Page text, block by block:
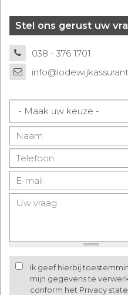
Stel ons gerust uw
038 - 376 1701
Ik geef hierbij
mijn gegevens te
conform het Privacy